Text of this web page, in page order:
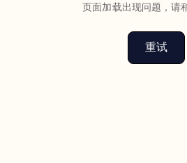
页面加载出现问题，请
重试